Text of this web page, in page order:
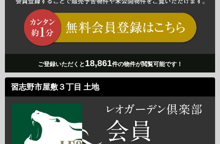
ご登録いただくと 18,861件の物件が閲覧可能です！
習志野市屋敷３丁目 土地